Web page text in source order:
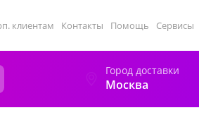
клиентам Контакты Помощь Сервисы
Город доставки
Москва